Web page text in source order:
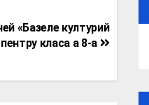
«Базеле културий
класа а 8-а